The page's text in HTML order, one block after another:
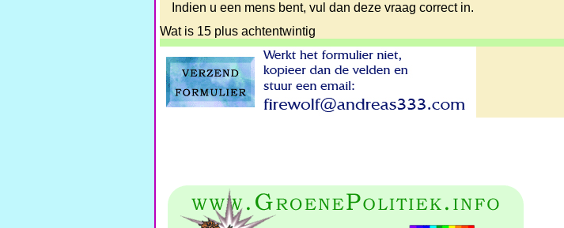
Indien u een mens bent, vul dan deze vraag correct in.
Wat is 15 plus achtentwintig